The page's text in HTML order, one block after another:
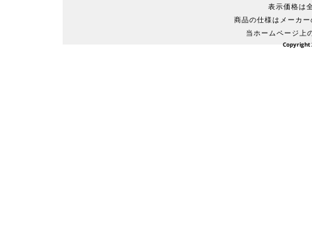
表示価格は
商品の仕様はメーカ
当ホームページ上
Copyright